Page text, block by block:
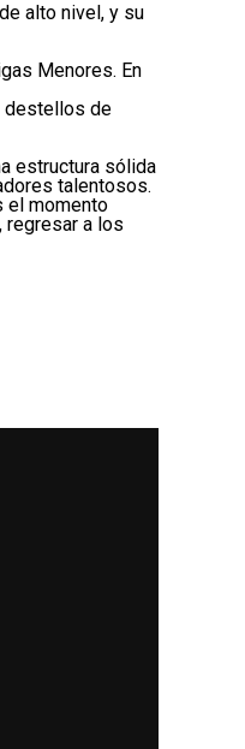
alto nivel, y su
Menores. En
destellos de
estructura sólida
talentosos.
el momento
regresar a los